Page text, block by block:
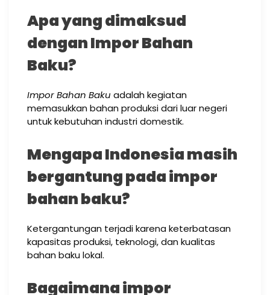
Apa yang dimaksud
dengan Impor Bahan
Baku?
Impor Bahan Baku adalah kegiatan
memasukkan bahan produksi dari luar negeri
untuk kebutuhan industri domestik.
Mengapa Indonesia masih
bergantung pada impor
bahan baku?
Ketergantungan terjadi karena keterbatasan
kapasitas produksi, teknologi, dan kualitas
bahan baku lokal.
Bagaimana impor